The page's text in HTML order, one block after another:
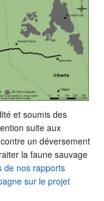
et soumis des
suite aux
un déversement
la faune sauvage
de nos rapports
sur le projet